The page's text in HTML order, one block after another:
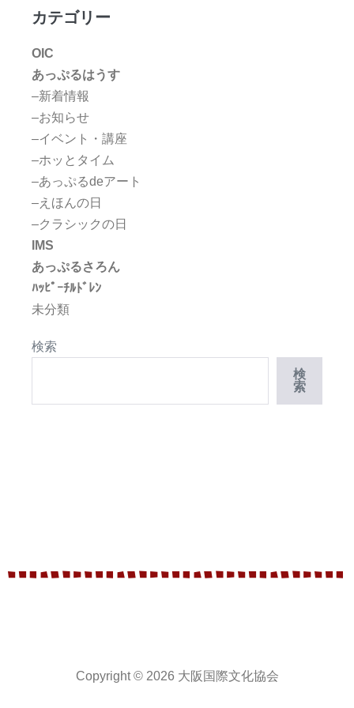
カテゴリー
OIC
あっぷるはうす
–新着情報
–お知らせ
–イベント・講座
–ホッとタイム
–あっぷるdeアート
–えほんの日
–クラシックの日
IMS
あっぷるさろん
ﾊｯﾋﾟｰﾁﾙﾄﾞﾚﾝ
未分類
検索
検
索
Copyright © 2026 大阪国際文化協会